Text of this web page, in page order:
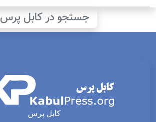
جستجو در کابل پرس
کابل پرس